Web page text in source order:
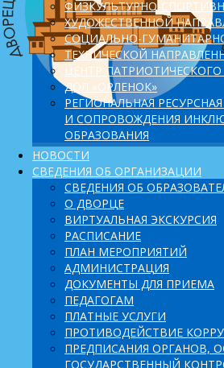
ФИЗКУЛЬТУРНО-
ХУДОЖЕСТВЕННОЙ
СОЦИАЛЬНО-
ТЕХНИЧЕСКОЙ
ЦЕНТР
ДОЛ «ОРЛЕНОК»
PЕГИОНАЛЬНАЯ
И СОПРОВОЖДЕНИЯ
ОБРАЗОВАНИЯ
НОВОСТИ
СВЕДЕНИЯ ОБ ОРГАНИЗАЦИИ
СВЕДЕНИЯ ОБ
О ДВОРЦЕ
ВИРТУАЛЬНАЯ ЭКСКУРСИЯ
РАСПИСАНИЕ
ПЛАН МЕРОПРИЯТИЙ
АДМИНИСТРАЦИЯ
ДОКУМЕНТЫ ДЛЯ ПРИЕМА
ПЕДАГОГАМ
ПЛАТНЫЕ УСЛУГИ
ПРОТИВОДЕЙСТВИЕ
ПРЕДПИСАНИЯ ОРГАНОВ,
ГОСУДАРСТВЕННЫЙ